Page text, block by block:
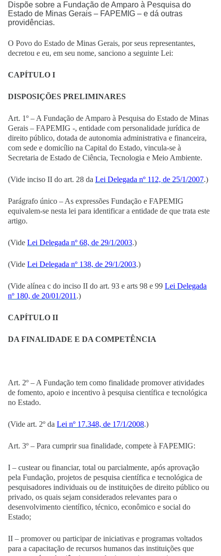
Dispõe sobre a Fundação de Amparo à Pesquisa do
Estado de Minas Gerais – FAPEMIG – e dá outras
providências.
O Povo do Estado de Minas Gerais, por seus representantes,
decretou e eu, em seu nome, sanciono a seguinte Lei:
CAPÍTULO I
DISPOSIÇÕES PRELIMINARES
Art. 1º – A Fundação de Amparo à Pesquisa do Estado de Minas
Gerais – FAPEMIG -, entidade com personalidade jurídica de
direito público, dotada de autonomia administrativa e financeira,
com sede e domicílio na Capital do Estado, vincula-se à
Secretaria de Estado de Ciência, Tecnologia e Meio Ambiente.
(Vide inciso II do art. 28 da Lei Delegada nº 112, de 25/1/2007.)
Parágrafo único – As expressões Fundação e FAPEMIG
equivalem-se nesta lei para identificar a entidade de que trata este
artigo.
(Vide Lei Delegada nº 68, de 29/1/2003.)
(Vide Lei Delegada nº 138, de 29/1/2003.)
(Vide alínea c do inciso II do art. 93 e arts 98 e 99 Lei Delegada
nº 180, de 20/01/2011 .)
CAPÍTULO II
DA FINALIDADE E DA COMPETÊNCIA
Art. 2º – A Fundação tem como finalidade promover atividades
de fomento, apoio e incentivo à pesquisa científica e tecnológica
no Estado.
(Vide art. 2º da Lei nº 17.348, de 17/1/2008.)
Art. 3º – Para cumprir sua finalidade, compete à FAPEMIG:
I – custear ou financiar, total ou parcialmente, após aprovação
pela Fundação, projetos de pesquisa científica e tecnológica de
pesquisadores individuais ou de instituições de direito público ou
privado, os quais sejam considerados relevantes para o
desenvolvimento científico, técnico, econômico e social do
Estado;
II – promover ou participar de iniciativas e programas voltados
para a capacitação de recursos humanos das instituições que